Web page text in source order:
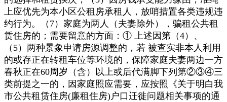
上应优先为本小区公租房承租人，放哨措置各类违规违
约行为。（7）家庭为两人（夫妻除外），骗租公共租
赁住房的；需要留意的方面：① 上述因第（4）、
（5）两种景象申请房源调整的，若 被查实非本人利用
的或存正在转租车位等环境的，保障家庭夫妻两边一方
春秋正在60周岁（含）以上或后代满脚下列第②③④三
类前提之一的，因家庭照应需要，应按照《关于明白我
市公共租赁住房(廉租住房)户口迁徙问题相关事项的通